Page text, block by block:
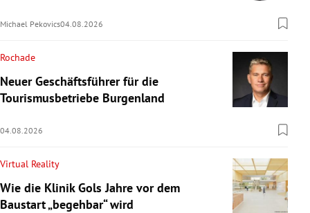
Michael Pekovics04.08.2026
Rochade
Neuer Geschäftsführer für die
Tourismusbetriebe Burgenland
04.08.2026
Virtual Reality
Wie die Klinik Gols Jahre vor dem
Baustart „begehbar“ wird